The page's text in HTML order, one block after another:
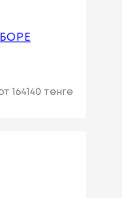
164140 тенге